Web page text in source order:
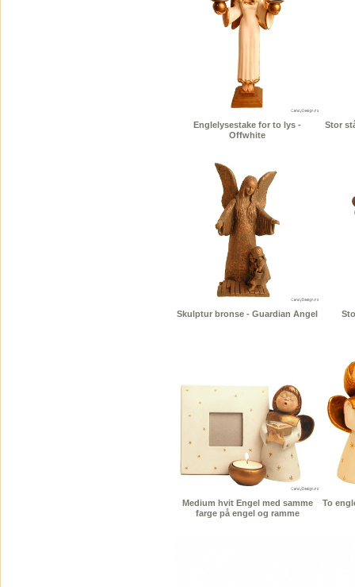
Englelysestake for to lys -
Offwhite
Stor
Skulptur bronse - Guardian Angel
Medium hvit Engel med samme
farge på engel og ramme
To